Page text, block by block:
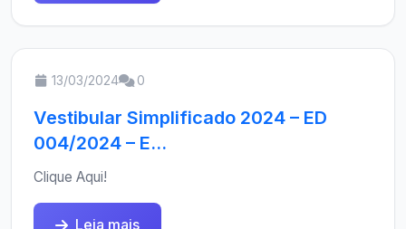
13/03/2024 0
Vestibular Simplificado 2024 – ED
004/2024 – E...
Clique Aqui!
Leia mais